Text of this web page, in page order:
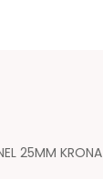
25MM KRONA